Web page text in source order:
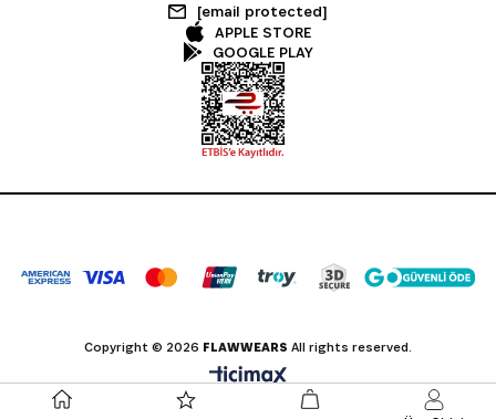
[email protected]
APPLE STORE
GOOGLE PLAY
Copyright © 2026 FLAWWEARS All rights reserved.